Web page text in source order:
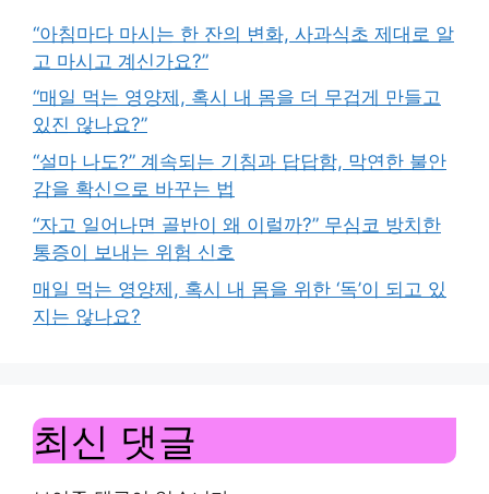
“아침마다 마시는 한 잔의 변화, 사과식초 제대로 알
고 마시고 계신가요?”
“매일 먹는 영양제, 혹시 내 몸을 더 무겁게 만들고
있진 않나요?”
“설마 나도?” 계속되는 기침과 답답함, 막연한 불안
감을 확신으로 바꾸는 법
“자고 일어나면 골반이 왜 이럴까?” 무심코 방치한
통증이 보내는 위험 신호
매일 먹는 영양제, 혹시 내 몸을 위한 ‘독’이 되고 있
지는 않나요?
최신 댓글